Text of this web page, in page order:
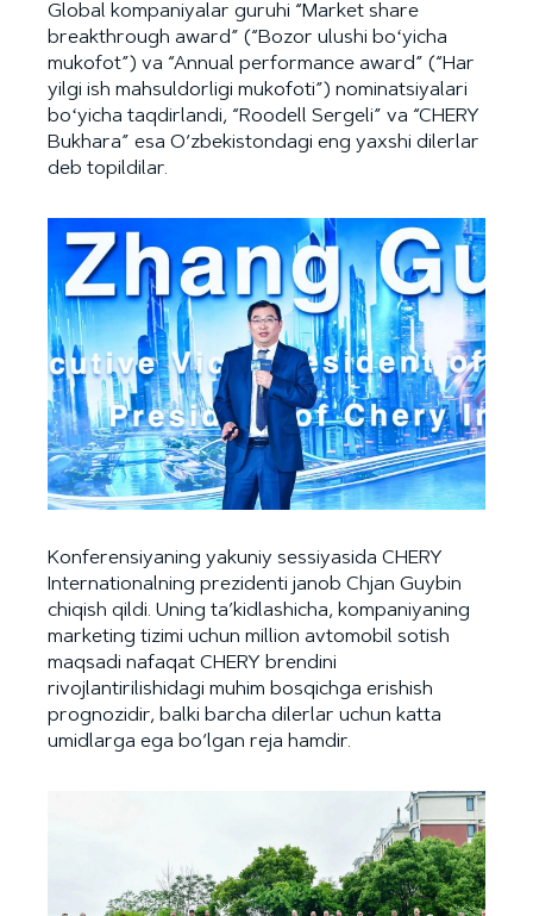
Global kompaniyalar guruhi “Market share
breakthrough award” (“Bozor ulushi boʻyicha
mukofot”) va “Annual performance award” (“Har
yilgi ish mahsuldorligi mukofoti”) nominatsiyalari
boʻyicha taqdirlandi, “Roodell Sergeli” va “CHERY
Bukhara” esa O‘zbekistondagi eng yaxshi dilerlar
deb topildilar.
Konferensiyaning yakuniy sessiyasida CHERY
Internationalning prezidenti janob Chjan Guybin
chiqish qildi. Uning ta’kidlashicha, kompaniyaning
marketing tizimi uchun million avtomobil sotish
maqsadi nafaqat CHERY brendini
rivojlantirilishidagi muhim bosqichga erishish
prognozidir, balki barcha dilerlar uchun katta
umidlarga ega bo‘lgan reja hamdir.